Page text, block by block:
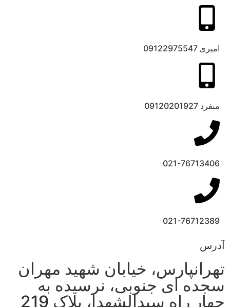
امیری 09122975547
منفرد 09120201927
021-76713406
021-76712389
آدرس
تهرانپارس، خیابان شهید مهران
سجده ای جنوبی، نرسیده به
چهار راه سیدالشهدا، پلاک 219